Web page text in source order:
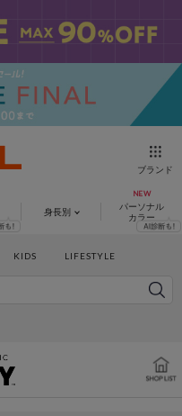
ブランド
身長別
パーソナル
カラー
KIDS LIFESTYLE